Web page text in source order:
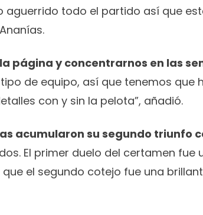
aguerrido todo el partido así que
página y concentrarnos en las
de equipo, así que tenemos que
con y sin la pelota”, añadió.
acumularon su segundo triunfo
El primer duelo del certamen fue
que el segundo cotejo fue una